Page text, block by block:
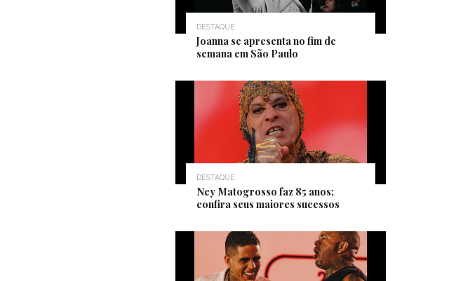
DESTAQUE
Joanna se apresenta no fim de
semana em São Paulo
DESTAQUE
Ney Matogrosso faz 85 anos;
confira seus maiores sucessos